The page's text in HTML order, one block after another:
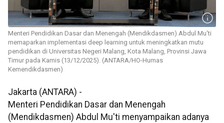
Menteri Pendidikan Dasar dan Menengah (Mendikdasmen) Abdul Mu'ti
memaparkan implementasi deep learning untuk meningkatkan mutu
pendidikan di Universitas Negeri Malang, Kota Malang, Provinsi Jawa
Timur pada Kamis (13/12/2025). (ANTARA/HO-Humas
Kemendikdasmen)
Jakarta (ANTARA) -
Menteri Pendidikan Dasar dan Menengah
(Mendikdasmen) Abdul Mu'ti menyampaikan adanya